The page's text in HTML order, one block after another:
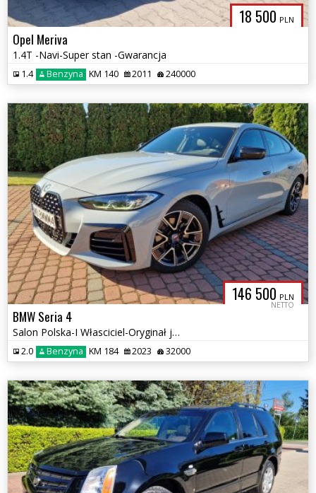
18 500 PLN
Opel Meriva
1.4T -Navi-Super stan -Gwarancja
1.4 Benzyna KM 140 2011 240000
146 500 PLN
NETTO
BMW Seria 4
Salon Polska-I Własciciel-Oryginał jak nowa
2.0 Benzyna KM 184 2023 32000